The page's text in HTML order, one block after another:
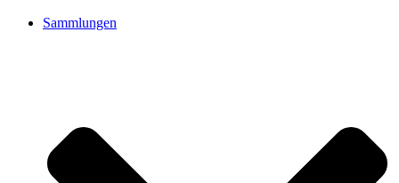
Sammlungen